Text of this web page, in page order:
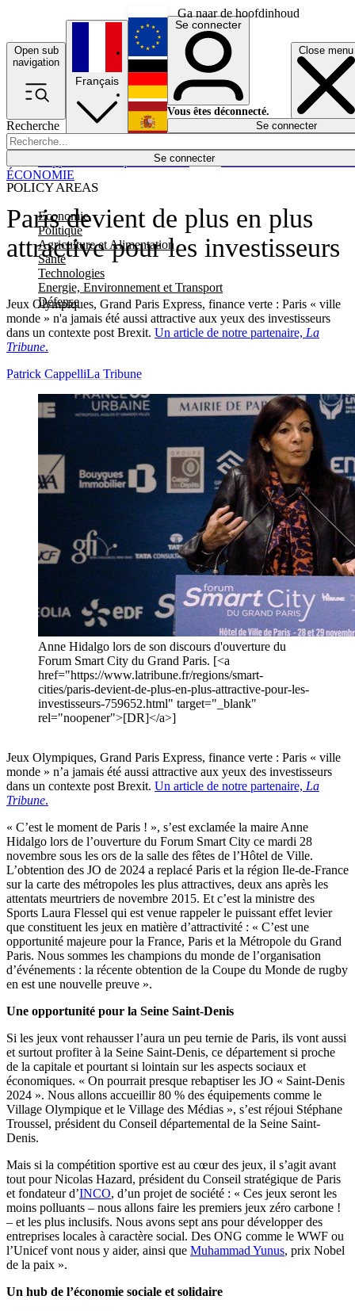
Ga naar de hoofdinhoud
Open sub
navigation
Close menu
Recherche
Se connecter
POLICY AREAS
Economie
Politique
Agriculture et Alimentation
Santé
Technologies
Energie, Environnement et Transport
Défense
Économie
Français
English
Deutsch
Español
Se connecter
Vous êtes déconnecté.
Se connecter
Paris devient de plus en plus
attractive pour les investisseurs
Jeux Olympiques, Grand Paris Express, finance verte : Paris « ville
monde » n'a jamais été aussi attractive aux yeux des investisseurs
dans un contexte post Brexit. Un article de notre partenaire, La
Tribune.
ÉCONOMIE
Patrick CappelliLa Tribune
Anne Hidalgo lors de son discours d'ouverture du
Forum Smart City du Grand Paris. [<a
href="https://www.latribune.fr/regions/smart-
cities/paris-devient-de-plus-en-plus-attractive-pour-les-
investisseurs-759652.html" target="_blank"
rel="noopener">[DR]</a>]
Jeux Olympiques, Grand Paris Express, finance verte : Paris « ville
monde » n’a jamais été aussi attractive aux yeux des investisseurs
dans un contexte post Brexit. Un article de notre partenaire, La
Tribune.
« C’est le moment de Paris ! », s’est exclamée la maire Anne
Hidalgo lors de l’ouverture du Forum Smart City ce mardi 28
novembre sous les ors de la salle des fêtes de l’Hôtel de Ville.
L’obtention des JO de 2024 a replacé Paris et la région Ile-de-France
sur la carte des métropoles les plus attractives, deux ans après les
attentats meurtriers de novembre 2015. Et c’est la ministre des
Sports Laura Flessel qui est venue rappeler le puissant effet levier
que constituent les jeux en matière d’attractivité : « C’est une
opportunité majeure pour la France, Paris et la Métropole du Grand
Paris. Nous sommes les champions du monde de l’organisation
d’événements : la récente obtention de la Coupe du Monde de rugby
en est une nouvelle preuve ».
Une opportunité pour la Seine Saint-Denis
Si les jeux vont rehausser l’aura un peu ternie de Paris, ils vont aussi
et surtout profiter à la Seine Saint-Denis, ce département si proche
de la capitale et pourtant si lointain sur les aspects sociaux et
économiques. « On pourrait presque rebaptiser les JO « Saint-Denis
2024 ». Nous allons accueillir 80 % des équipements comme le
Village Olympique et le Village des Médias », s’est réjoui Stéphane
Troussel, président du Conseil départemental de la Seine Saint-
Denis.
Mais si la compétition sportive est au cœur des jeux, il s’agit avant
tout pour Nicolas Hazard, président du Conseil stratégique de Paris
et fondateur d’INCO, d’un projet de société : « Ces jeux seront les
moins polluants – nous allons faire les premiers jeux zéro carbone !
– et les plus inclusifs. Nous avons sept ans pour développer des
entreprises locales à caractère social. Des ONG comme le WWF ou
l’Unicef vont nous y aider, ainsi que Muhammad Yunus, prix Nobel
de la paix ».
Un hub de l’économie sociale et solidaire